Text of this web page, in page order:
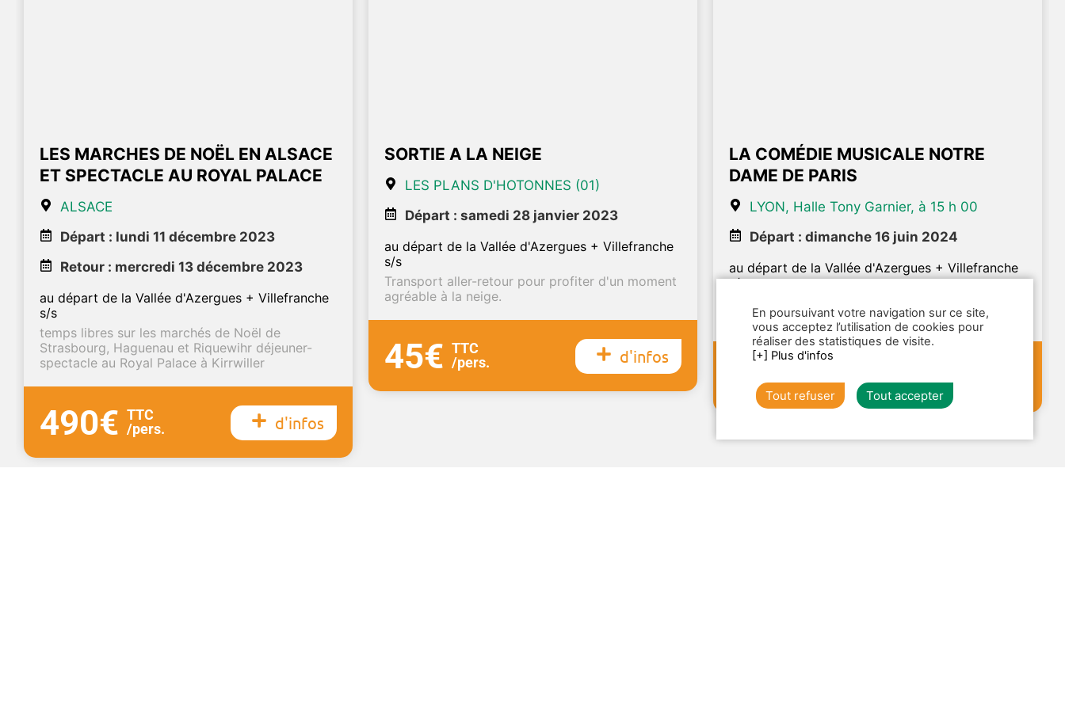
LES MARCHES DE NOËL EN ALSACE
ET SPECTACLE AU ROYAL PALACE
ALSACE
Départ : lundi 11 décembre 2023
Retour : mercredi 13 décembre 2023
au départ de la Vallée d'Azergues + Villefranche
s/s
temps libres sur les marchés de Noël de
Strasbourg, Haguenau et Riquewihr déjeuner-
spectacle au Royal Palace à Kirrwiller
490€ TTC
/pers.
d'infos
SORTIE A LA NEIGE
LES PLANS D'HOTONNES (01)
Départ : samedi 28 janvier 2023
au départ de la Vallée d'Azergues + Villefranche
s/s
Transport aller-retour pour profiter d'un moment
agréable à la neige.
45€ TTC
/pers.
d'infos
LA COMÉDIE MUSICALE NOTRE
DAME DE PARIS
LYON, Halle Tony Garnier, à 15 h 00
Départ : dimanche 16 juin 2024
au départ de la Vallée d'Azergues + Villefranche
s/s
succès !
109€ /pers.
En poursuivant votre navigation sur ce site,
vous acceptez l’utilisation de cookies pour
réaliser des statistiques de visite.
[+] Plus d'infos
Tout refuser Tout accepter